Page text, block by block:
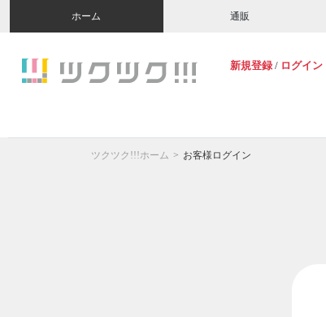
ホーム 通販
新規登録 / ログイン
ツクツク!!!ホーム お客様ログイン